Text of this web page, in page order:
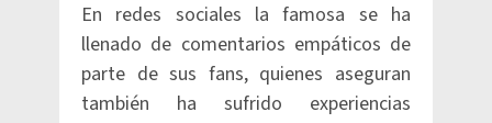
En redes sociales la famosa se ha
llenado de comentarios empáticos de
parte de sus fans, quienes aseguran
también ha sufrido experiencias